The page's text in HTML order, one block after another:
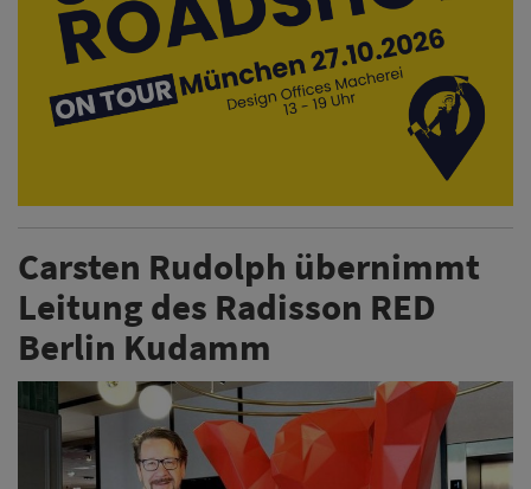
Das Radisson RED Berlin Kudamm hat einen neuen
General Manager. Carsten Rudolph leitet das Berliner
Hotel seit Anfang Juli zusätzlich zu seiner bisherigen
Funktion im Park Plaza Berlin.